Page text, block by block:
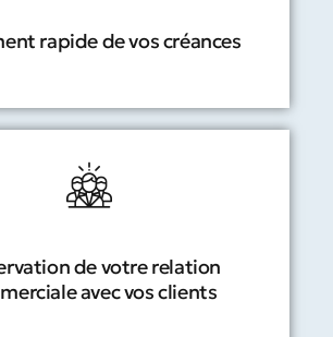
rapide de vos créances
de votre relation
avec vos clients